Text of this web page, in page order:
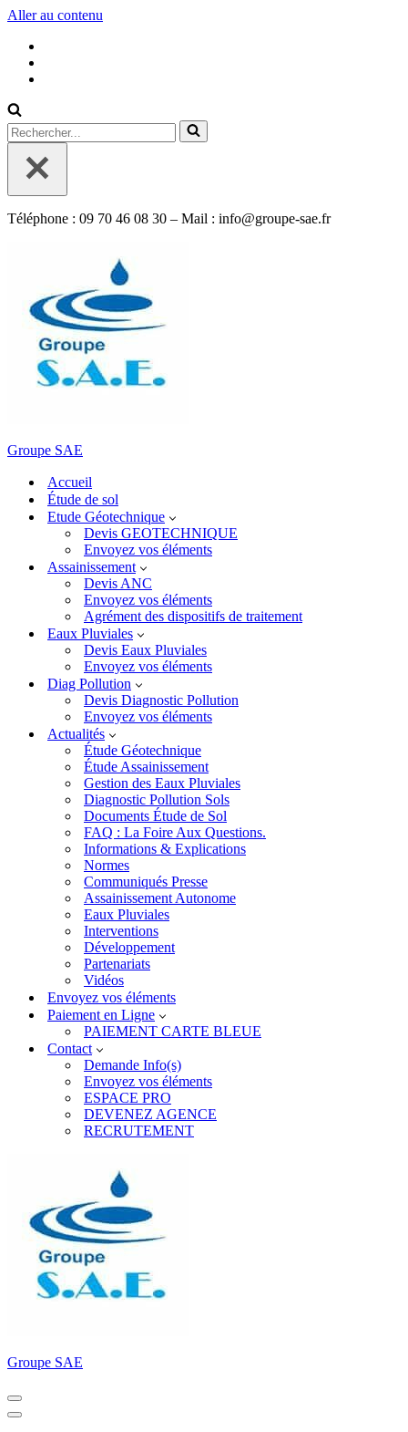
Aller au contenu
Rechercher...
Téléphone : 09 70 46 08 30 – Mail : info@groupe-sae.fr
Groupe SAE
Accueil
Étude de sol
Etude Géotechnique
Devis GEOTECHNIQUE
Envoyez vos éléments
Assainissement
Devis ANC
Envoyez vos éléments
Agrément des dispositifs de traitement
Eaux Pluviales
Devis Eaux Pluviales
Envoyez vos éléments
Diag Pollution
Devis Diagnostic Pollution
Envoyez vos éléments
Actualités
Étude Géotechnique
Étude Assainissement
Gestion des Eaux Pluviales
Diagnostic Pollution Sols
Documents Étude de Sol
FAQ : La Foire Aux Questions.
Informations & Explications
Normes
Communiqués Presse
Assainissement Autonome
Eaux Pluviales
Interventions
Développement
Partenariats
Vidéos
Envoyez vos éléments
Paiement en Ligne
PAIEMENT CARTE BLEUE
Contact
Demande Info(s)
Envoyez vos éléments
ESPACE PRO
DEVENEZ AGENCE
RECRUTEMENT
Groupe SAE
Menu
de
Menu